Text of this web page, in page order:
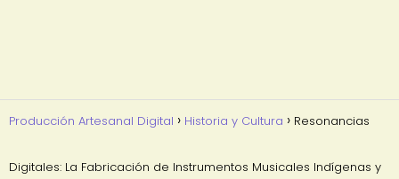
Producción Artesanal Digital Historia y Cultura Resonancias
Digitales: La Fabricación de Instrumentos Musicales Indígenas y